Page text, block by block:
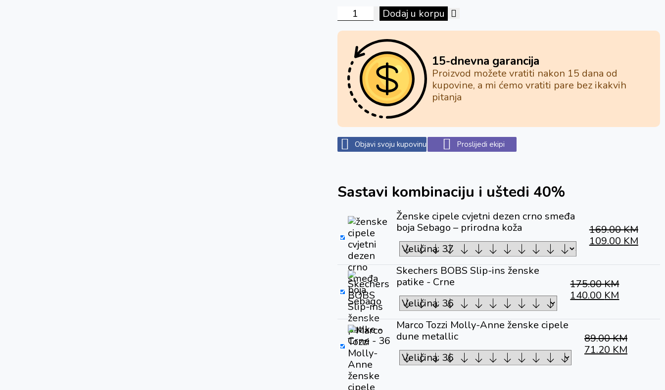
Dodaj u korpu
15-dnevna garancija
Proizvod možete vratiti nakon 15 dana od
kupovine, a mi ćemo vratiti pare bez ikakvih
pitanja
Objavi svoju kupovinu Proslijedi ekipi
Sastavi kombinaciju i uštedi 40%
Ženske cipele cvjetni dezen crno smeđa
boja Sebago – prirodna koža
169.00KM
109.00 KM
Skechers BOBS Slip-ins ženske
patike - Crne
175.00KM
140.00 KM
Marco Tozzi Molly-Anne ženske cipele
dune metallic
89.00KM
71.20 KM